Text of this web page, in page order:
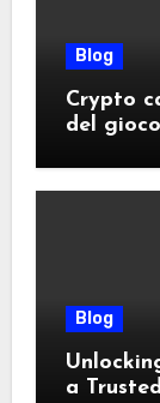
Blog
Crypto
del
Blog
a